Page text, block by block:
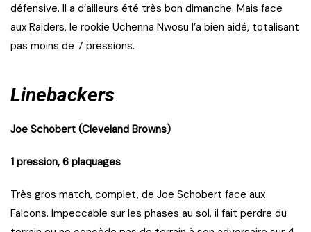
défensive. Il a d’ailleurs été très bon dimanche. Mais face
aux Raiders, le rookie Uchenna Nwosu l’a bien aidé, totalisant
pas moins de 7 pressions.
Linebackers
Joe Schobert (Cleveland Browns)
1 pression, 6 plaquages
Très gros match, complet, de Joe Schobert face aux
Falcons. Impeccable sur les phases au sol, il fait perdre du